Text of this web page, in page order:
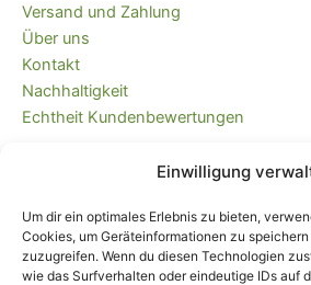
Einwilligung
Um dir ein optimales Erlebnis zu bieten,
Cookies, um Geräteinformationen zu
zuzugreifen. Wenn du diesen Technologien
wie das Surfverhalten oder eindeutige IDs auf
Versand und Zahlung
Über uns
Kontakt
Nachhaltigkeit
Echtheit Kundenbewertungen
Kaufvertrag widerrufen
Versandkostenfrei ab 35
immer plastikfrei